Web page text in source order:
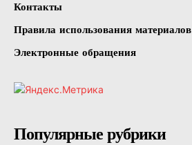
Контакты
Правила использования материалов
Электронные обращения
Популярные рубрики